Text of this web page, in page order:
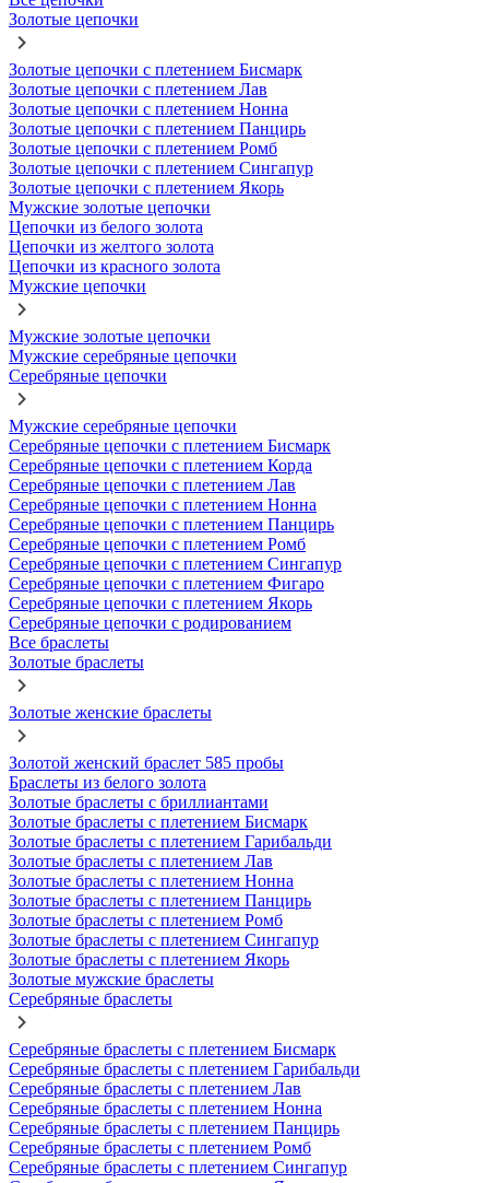
Золотые цепочки
Золотые цепочки с плетением Бисмарк
Золотые цепочки с плетением Лав
Золотые цепочки с плетением Нонна
Золотые цепочки с плетением Панцирь
Золотые цепочки с плетением Ромб
Золотые цепочки с плетением Сингапур
Золотые цепочки с плетением Якорь
Мужские золотые цепочки
Цепочки из белого золота
Цепочки из желтого золота
Цепочки из красного золота
Мужские цепочки
Мужские золотые цепочки
Мужские серебряные цепочки
Серебряные цепочки
Мужские серебряные цепочки
Серебряные цепочки с плетением Бисмарк
Серебряные цепочки с плетением Корда
Серебряные цепочки с плетением Лав
Серебряные цепочки с плетением Нонна
Серебряные цепочки с плетением Панцирь
Серебряные цепочки с плетением Ромб
Серебряные цепочки с плетением Сингапур
Серебряные цепочки с плетением Фигаро
Серебряные цепочки с плетением Якорь
Серебряные цепочки с родированием
Все браслеты
Золотые браслеты
Золотые женские браслеты
Золотой женский браслет 585 пробы
Браслеты из белого золота
Золотые браслеты с бриллиантами
Золотые браслеты с плетением Бисмарк
Золотые браслеты с плетением Гарибальди
Золотые браслеты с плетением Лав
Золотые браслеты с плетением Нонна
Золотые браслеты с плетением Панцирь
Золотые браслеты с плетением Ромб
Золотые браслеты с плетением Сингапур
Золотые браслеты с плетением Якорь
Золотые мужские браслеты
Серебряные браслеты
Серебряные браслеты с плетением Бисмарк
Серебряные браслеты с плетением Гарибальди
Серебряные браслеты с плетением Лав
Серебряные браслеты с плетением Нонна
Серебряные браслеты с плетением Панцирь
Серебряные браслеты с плетением Ромб
Серебряные браслеты с плетением Сингапур